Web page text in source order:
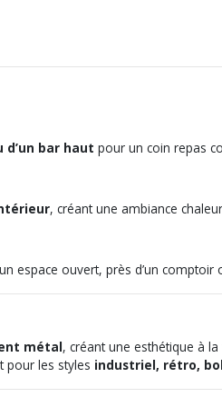
d’un bar haut pour un coin repas
, créant une ambiance
espace ouvert, près d’un comptoir
métal, créant une esthétique à
pour les styles industriel, rétro,